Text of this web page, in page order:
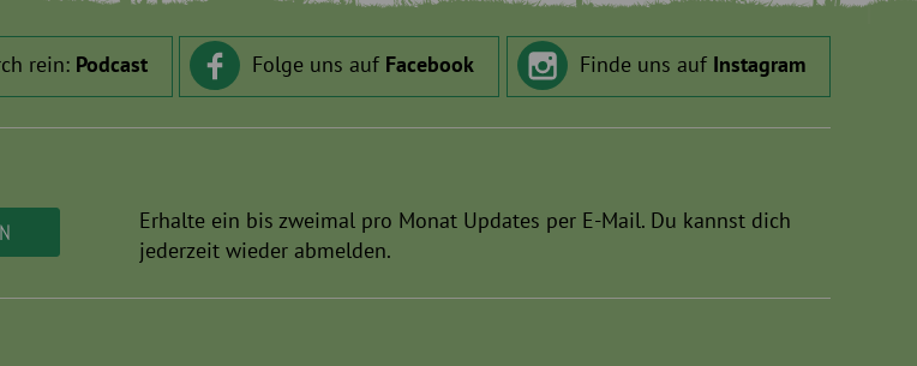
rein: Podcast Folge uns auf Facebook Finde uns auf Instagram
Erhalte ein bis zweimal pro Monat Updates per E-Mail. Du kannst dich
jederzeit wieder abmelden.